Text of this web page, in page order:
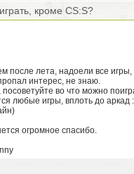
кроме CS:S?
после лета, надоели все игры,
интерес, не знаю.
посоветуйте во что можно
любые игры, вплоть до аркад
огромное спасибо.